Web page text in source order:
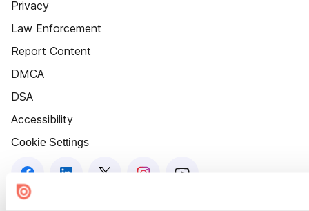
Privacy
Law Enforcement
Report Content
DMCA
DSA
Accessibility
Cookie Settings